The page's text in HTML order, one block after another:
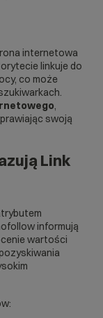
internetowa
linkuje do
co może
,
swoją
Link
informują
wartości